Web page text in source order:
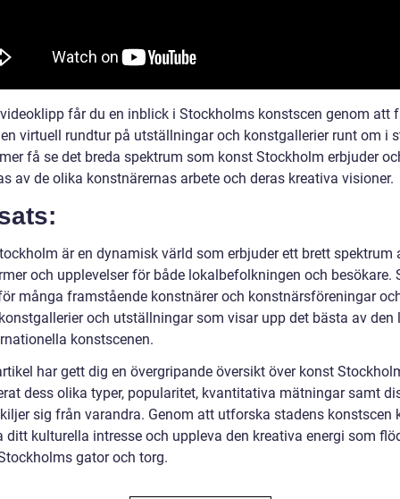
får du en inblick i Stockholms konstscen genom att
virtuell rundtur på utställningar och konstgallerier runt om i
få se det breda spektrum som konst Stockholm erbjuder
av de olika konstnärernas arbete och deras kreativa visioner.
är en dynamisk värld som erbjuder ett brett spektrum
och upplevelser för både lokalbefolkningen och besökare.
många framstående konstnärer och konstnärsföreningar
och utställningar som visar upp det bästa av den
konstscenen.
har gett dig en övergripande översikt över konst
dess olika typer, popularitet, kvantitativa mätningar samt
sig från varandra. Genom att utforska stadens konstscen
ditt kulturella intresse och uppleva den kreativa energi som
gator och torg.